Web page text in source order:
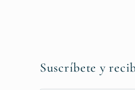
Suscríbete y